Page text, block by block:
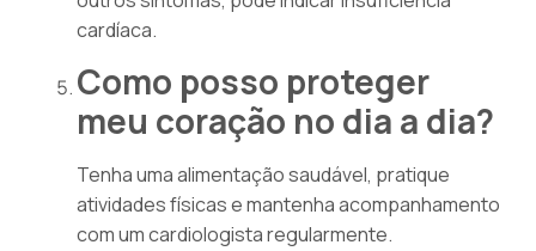
cardíaca.
Como posso proteger
meu coração no dia a dia?
Tenha uma alimentação saudável, pratique
atividades físicas e mantenha acompanhamento
com um cardiologista regularmente.